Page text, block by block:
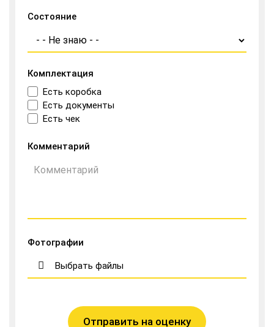
Состояние
Комплектация
Есть коробка
Есть документы
Есть чек
Комментарий
Фотографии
Выбрать файлы
Отправить на оценку